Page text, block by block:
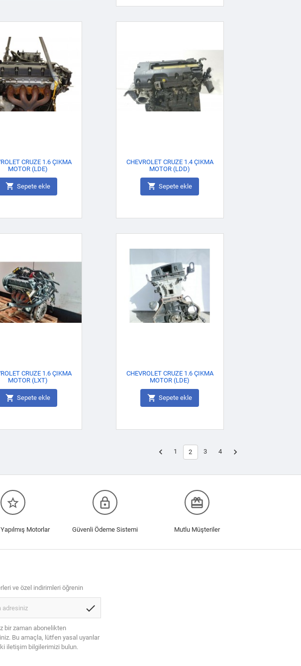
CRUZE 1.6 ÇIKMA
MOTOR (LDE)
 Sepete ekle
CHEVROLET CRUZE 1.4 ÇIKMA
MOTOR (LDD)
 Sepete ekle
CRUZE 1.6 ÇIKMA
MOTOR (LXT)
 Sepete ekle
CHEVROLET CRUZE 1.6 ÇIKMA
MOTOR (LDE)
 Sepete ekle
 1 2 3 4 
star_border
Motorlar
lock_outline
Güvenli Ödeme Sistemi
redeem
Mutlu Müşteriler
ve özel indirimleri öğrenin
check
bir zaman abonelikten
Bu amaçla, lütfen yasal uyarılar
iletişim bilgilerimizi bulun.